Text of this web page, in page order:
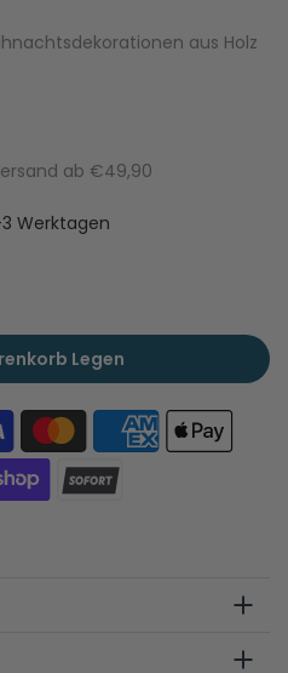
aus Holz
ab €49,90
Werktagen
Legen